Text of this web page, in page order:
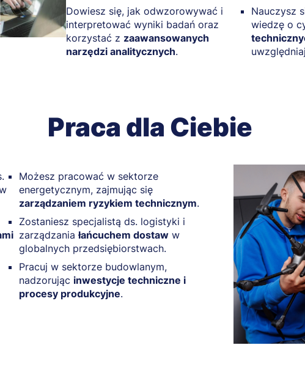
Dowiesz się, jak odwzorowywać i
interpretować wyniki badań oraz
korzystać z zaawansowanych
narzędzi analitycznych.
Nauczysz
wiedzę o
Praca dla Ciebie
Możesz pracować w sektorze
energetycznym, zajmując się
zarządzaniem ryzykiem technicznym.
Zostaniesz specjalistą ds. logistyki i
zarządzaniałańcuchem dostaw w
globalnych przedsiębiorstwach.
Pracuj w sektorze budowlanym,
nadzorując inwestycje techniczne i
procesy produkcyjne.